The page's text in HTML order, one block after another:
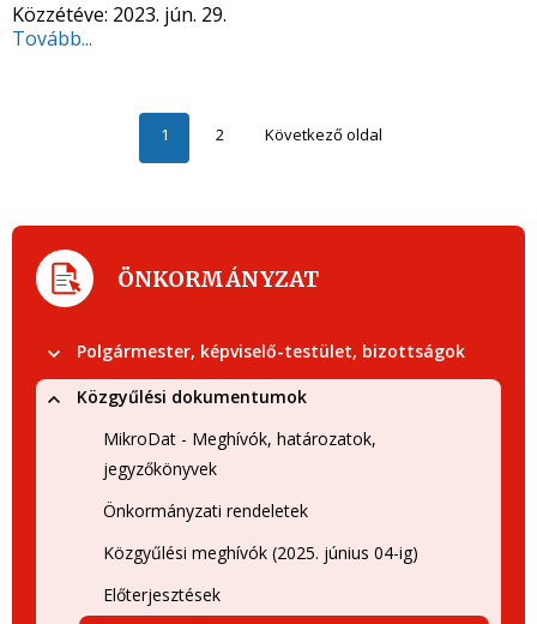
Közzétéve: 2023. jún. 29.
Tovább...
1 2 Következő oldal
ÖNKORMÁNYZAT
Polgármester, képviselő-testület, bizottságok
Közgyűlési dokumentumok
MikroDat - Meghívók, határozatok,
jegyzőkönyvek
Önkormányzati rendeletek
Közgyűlési meghívók (2025. június 04-ig)
Előterjesztések